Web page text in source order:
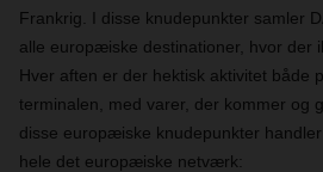
Frankrig. I disse knudepunkter samler
alle europæiske destinationer, hvor der
Hver aften er der hektisk aktivitet både
terminalen, med varer, der kommer og
disse europæiske knudepunkter
hele det europæiske netværk: